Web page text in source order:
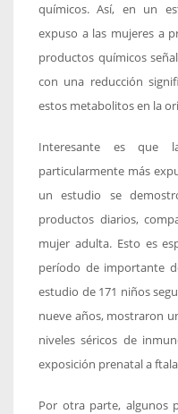
químicos. Así, en un
expuso a las mujeres a
productos químicos
con una reducción
estos metabolitos en la
Interesante es que
particularmente más
un estudio se
productos diarios,
mujer adulta. Esto es
período de importante
estudio de 171 niños
nueve años, mostraron
niveles séricos de
exposición prenatal a
Por otra parte, algunos